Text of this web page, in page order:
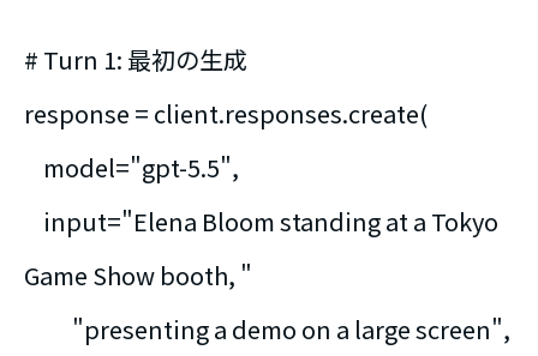
# Turn 1: 最初の生成
response = client.responses.create(
model="gpt-5.5",
input="Elena Bloom standing at a Tokyo
Game Show booth, "
"presenting a demo on a large screen",